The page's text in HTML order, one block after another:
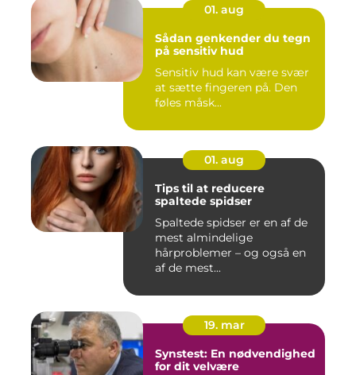
01. aug
Sådan genkender du tegn
på sensitiv hud
Sensitiv hud kan være svær
at sætte fingeren på. Den
føles måsk...
01. aug
Tips til at reducere
spaltede spidser
Spaltede spidser er en af de
mest almindelige
hårproblemer – og også en
af de mest...
19. mar
Synstest: En nødvendighed
for dit velvære